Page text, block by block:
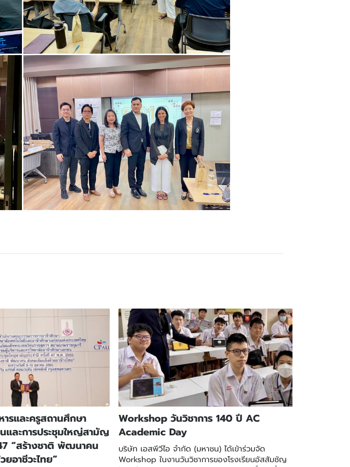
รและครูสถานศึกษา
และการประชุมใหญ่สามัญ
“สร้างชาติ พัฒนาคน
อาชีวะไทย”
Workshop วันวิชาการ 140 ปี AC
Academic Day
บริษัท เอสพีวีไอ จำกัด (มหาชน) ได้เข้าร่วมจัด
Workshop ในงานวันวิชาการของโรงเรียนอัสสัมชัญ